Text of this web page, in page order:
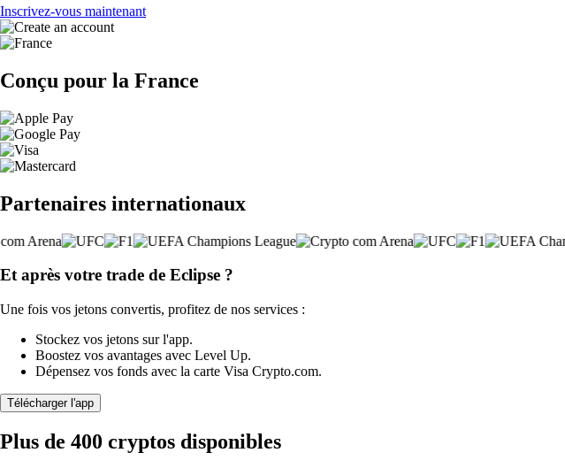
Inscrivez-vous maintenant
Conçu pour la France
Partenaires internationaux
Et après votre trade de Eclipse ?
Une fois vos jetons convertis, profitez de nos services :
Stockez vos jetons sur l'app.
Boostez vos avantages avec Level Up.
Dépensez vos fonds avec la carte Visa Crypto.com.
Télécharger l'app
Plus de 400 cryptos disponibles